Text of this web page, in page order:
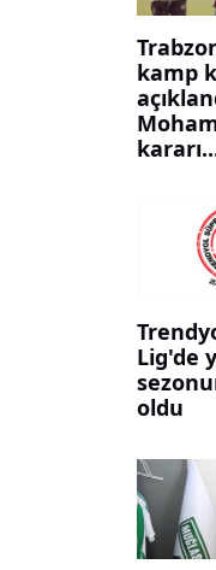
kamp
Lig'de
oldu